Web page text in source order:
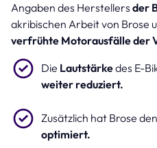
Angaben des Herstellers der
akribischen Arbeit von Brose
verfrühte Motorausfälle der
Die Lautstärkedes E-
weiter reduziert.
Zusätzlich hat Brose den
optimiert.